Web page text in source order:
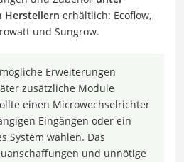
Herstellern erhältlich: Ecoflow,
und Sungrow.
Erweiterungen
zusätzliche Module
einen Microwechselrichter
Eingängen oder ein
System wählen. Das
und unnötige